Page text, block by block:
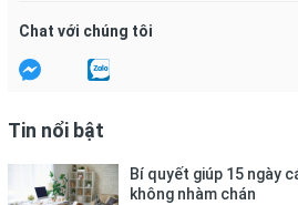
Chat với chúng tôi
Tin nổi bật
Bí quyết giúp 15 ngày
không nhàm chán